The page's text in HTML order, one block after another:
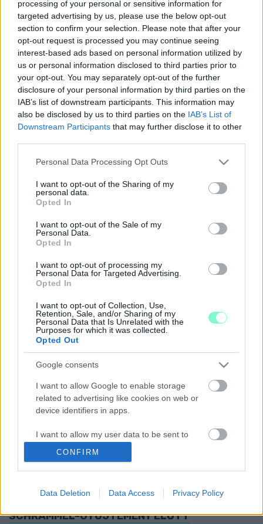
processing of your personal or sensitive information for
targeted advertising by us, please use the below opt-out
section to confirm your selection. Please note that after your
opt-out request is processed you may continue seeing
interest-based ads based on personal information utilized by
us or personal information disclosed to third parties prior to
your opt-out. You may separately opt-out of the further
disclosure of your personal information by third parties on the
IAB’s list of downstream participants. This information may
also be disclosed by us to third parties on the IAB’s List of
Downstream Participants that may further disclose it to other
Please note that this website/app uses one or more Google
not limited to your visit or usage behaviour. You may click to
grant or deny consent to Google and its third-party tags to
use your data for below specified purposes in below Google
consent section.
Personal Data Processing Opt Outs
I want to opt-out of the Sharing of my
personal data.
Opted In
I want to opt-out of the Sale of my
Personal Data.
Opted In
I want to opt-out of processing my
Personal Data for Targeted Advertising.
Opted In
I want to opt-out of Collection, Use,
Retention, Sale, and/or Sharing of my
Personal Data that Is Unrelated with the
Purposes for which it was collected.
Opted Out
Google consents
I want to allow Google to enable storage
related to advertising like cookies on web or
device identifiers in apps.
I want to allow my user data to be sent to
I want to allow Google to send me
related to analytics like cookies on web or
CONFIRM
Data Deletion Data Access Privacy Policy
Egyhetes, európai szintű közlekedésbiztonsági ellenőrzés
kezdődik jövő hétfőn, amely elsősorban a tehergépjárművek és
autóbuszok, valamint vezetőik ellenőrzésére terjed ki - közölte
a rendőrség.
PLUSZ FELFESTÉS KERÜL A SZOMBATHELYI
VOLT SYLVESTER JÁNOS NYOMDA ELÉ A
KISKAR UTCÁBAN
2025. január. 28. 11:20
Így próbálják csökkenteni a balesetveszélyt. További 3 helyen
módosul a város közlekedési rendje.
IDÉN EDDIG GYŐRBEN KETTŐ, GYŐRZÁMOLYON,
SOPRONBAN, VALAMINT
MOSONMAGYARÓVÁRON PEDIG EGY-EGY
ESETBEN GÁZOLTAK EL GYALOGOST ZEBRÁN
2025. január. 17. 10:51
A rendőrség fokozott óvatosságot kér a közlekedőktől.
TELJES ÚTLEZÁRÁS VAN ÉRVÉNYBEN
2024. december. 11. 09:11
SEM A MEGYEI SEM AZ ORSZÁGOS RENDŐR-
FŐKAPITÁNYSÁG NEM TÁMOGATJA A
TERVEZETT TRAFIBOX KIHELYEZÉSÉT
2024. november. 26. 07:16
A hatóság szerint nem indokolja a statisztika.
LEJÁRT A PRÓBAIDŐSZAK, MARAD KÉT
AUTÓRA A LAKOSSÁGI PARKOLÓBÉRLET
2024. november. 25. 17:30
Emelkedett az eladott övezeti parkolóbérletek száma.
SZOMBATHELYI DERKOVITS-LAKÓTELEP EGY
RÉSZÉN
2024. november. 20. 15:43
A SZOMBATHELYI ÖNKORMÁNYZAT
SCHRAMMEL-GYŰJTEMÉNY ELŐTT